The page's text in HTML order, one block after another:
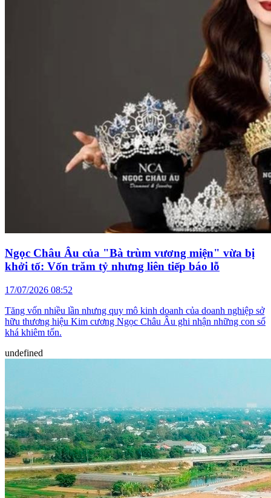
Ngọc Châu Âu của "Bà trùm vương miện" vừa bị
khởi tố: Vốn trăm tỷ nhưng liên tiếp báo lỗ
17/07/2026 08:52
Tăng vốn nhiều lần nhưng quy mô kinh doanh của doanh nghiệp sở
hữu thương hiệu Kim cương Ngọc Châu Âu ghi nhận những con số
khá khiêm tốn.
undefined